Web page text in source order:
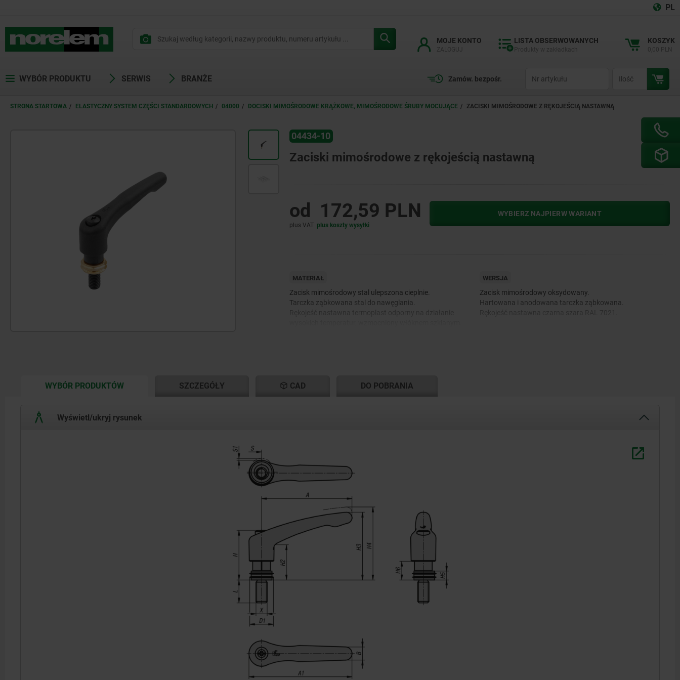
PL
MOJE KONTO LISTA OBSERWOWANYCH KOSZYK
WYBÓR PRODUKTU SERWIS BRANŻE Zamów. bezpośr.
STRONA STARTOWA ELASTYCZNY SYSTEM CZĘŚCI STANDARDOWYCH 04000 DOCISKI MIMOŚRODOWE KRĄŻKOWE, MIMOŚRODOWE ŚRUBY MOCUJĄCE ZACISKI MIMOŚRODOWE Z RĘKOJEŚCIĄ NASTAWNĄ
04434-10
Zaciski mimośrodowe z rękojeścią nastawną
od 172,59 PLN
plus VAT plus koszty wysyłki
WYBIERZ NAJPIERW WARIANT
MATERIAŁ
Zacisk mimośrodowy stal ulepszona cieplnie.
Tarczka ząbkowana stal do nawęglania.
WERSJA
Zacisk mimośrodowy oksydowany.
Hartowana i anodowana tarczka ząbkowana.
WYBÓR PRODUKTÓWCURRENT
SZCZEGÓŁY CAD DO POBRANIA
Wyświetl/ukryj rysunek